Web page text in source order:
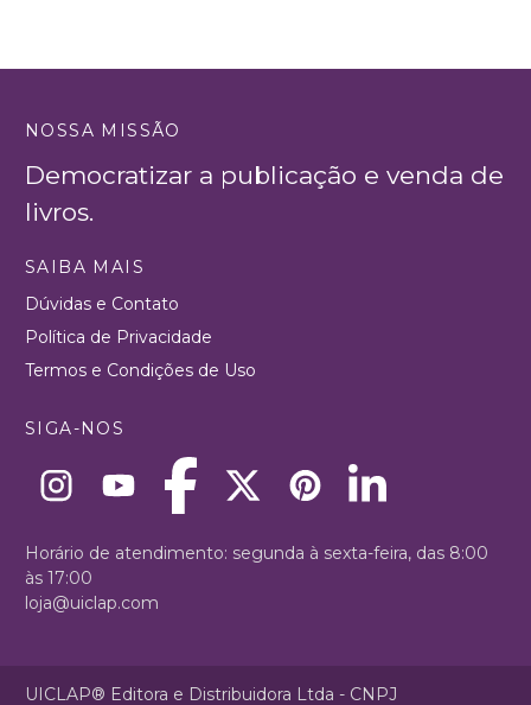
NOSSA MISSÃO
Democratizar a publicação e venda de
livros.
SAIBA MAIS
Dúvidas e Contato
Política de Privacidade
Termos e Condições de Uso
SIGA-NOS
Horário de atendimento: segunda à sexta-feira, das 8:00
às 17:00
loja@uiclap.com
UICLAP® Editora e Distribuidora Ltda - CNPJ